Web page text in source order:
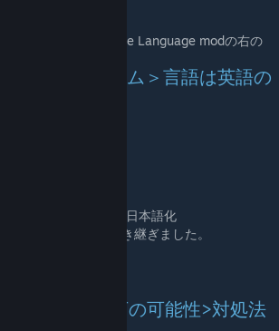
のMODから、Japanese Language modの右の
設定」のシステム＞言語は英語の
より人名ファイルを日本語化
氏より管理を引き継ぎました。
ない場合、以下の可能性>対処法